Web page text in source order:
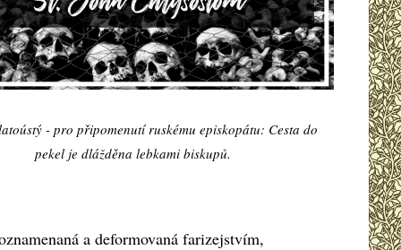
- pro připomenutí ruskému episkopátu: Cesta do
pekel je dlážděna lebkami biskupů.
a deformovaná farizejstvím,